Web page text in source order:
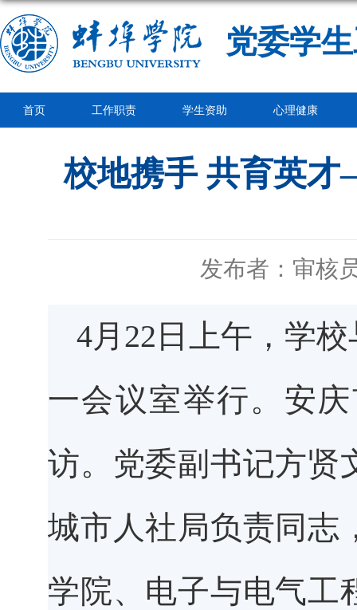
党委学
首页 工作职责 学生资助 心理健康
校地携手 共育英
发布者：审核
4月22日上午，学
一会议室举行。安
访。党委副书记方贤
城市人社局负责同志
学院、电子与电气工